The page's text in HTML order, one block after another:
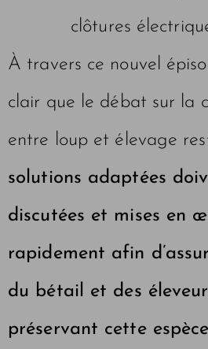
clôtures
À travers ce nouvel
clair que le débat sur la
entre loup et élevage
solutions adaptées
discutées et mises en
rapidement afin
du bétail et des
préservant cette